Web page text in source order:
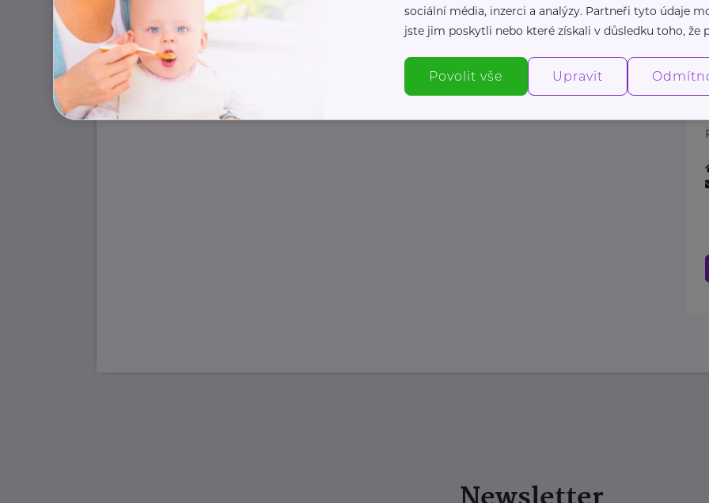
sociální média, inzerci a analýzy. Partneři tyto údaje
jste jim poskytli nebo které získali v důsledku toho, že
Povolit vše Upravit